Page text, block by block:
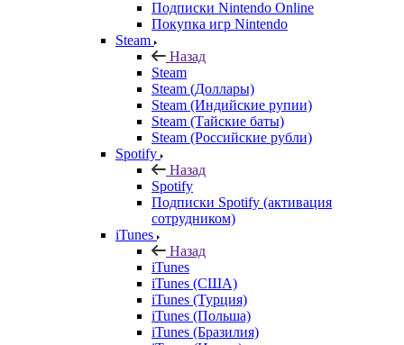
Подписки Nintendo Online
Покупка игр Nintendo
Steam
Назад
Steam
Steam (Доллары)
Steam (Индийские рупии)
Steam (Тайские баты)
Steam (Российские рубли)
Spotify
Назад
Spotify
Подписки Spotify (активация
сотрудником)
iTunes
Назад
iTunes
iTunes (США)
iTunes (Турция)
iTunes (Польша)
iTunes (Бразилия)